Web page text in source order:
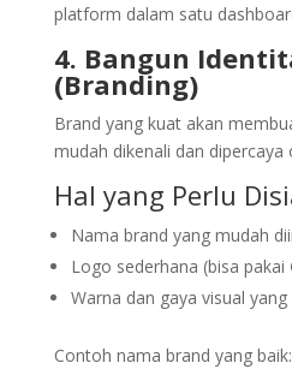
platform dalam satu
4. Bangun
(Branding)
Brand yang kuat akan
mudah dikenali dan dipercaya
Hal yang Perlu
Nama brand yang mudah
Logo sederhana (bisa pakai
Warna dan gaya visual
Contoh nama brand yang baik: